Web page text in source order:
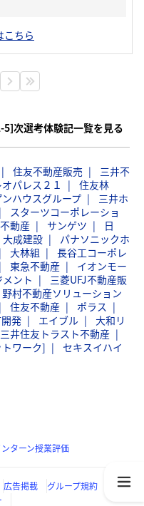
こちら
次選考体験記一覧を見る
住友不動産販売
三井不
オパレス２１
住友林
ンハウスグループ
三井ホ
スターツコーポレーショ
動産 サンゲツ
日
大成建設
パナソニックホ
大林組
長谷工コーポレ
東急不動産
イオンモー
ント
三菱UFJ不動産販
野村不動産ソリューション
住友不動産
ポラス
発 エイブル
大和リ
三井住友トラスト不動産
ワーク]
セキスイハイ
ターン授業評価
広告掲載
グループ規約